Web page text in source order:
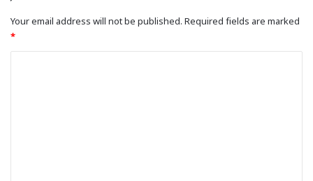
Your email address will not be published. Required fields are marked
*